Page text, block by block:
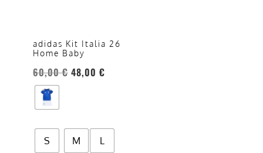
adidas Kit Italia 26
Home Baby
60,00€ 48,00 €
S M L
opzioni
possono
essere
scelte
nella
del
prodotto